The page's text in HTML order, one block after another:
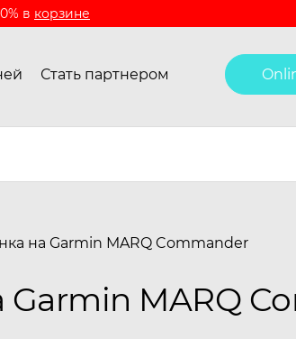
в корзине
Стать партнером
на Garmin MARQ Commander
MARQ